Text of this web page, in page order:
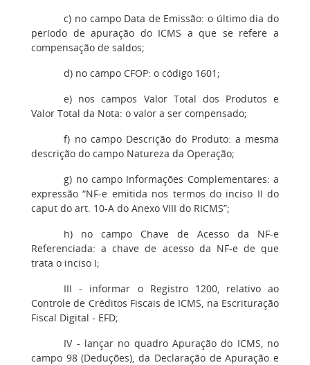
c) no campo Data de Emissão: o último dia do
período de apuração do ICMS a que se refere a
compensação de saldos;
d) no campo CFOP: o código 1601;
e) nos campos Valor Total dos Produtos e
Valor Total da Nota: o valor a ser compensado;
f) no campo Descrição do Produto: a mesma
descrição do campo Natureza da Operação;
g) no campo Informações Complementares: a
expressão “NF-e emitida nos termos do inciso II do
caput do art. 10-A do Anexo VIII do RICMS”;
h) no campo Chave de Acesso da NF-e
Referenciada: a chave de acesso da NF-e de que
trata o inciso I;
III - informar o Registro 1200, relativo ao
Controle de Créditos Fiscais de ICMS, na Escrituração
Fiscal Digital - EFD;
IV - lançar no quadro Apuração do ICMS, no
campo 98 (Deduções), da Declaração de Apuração e